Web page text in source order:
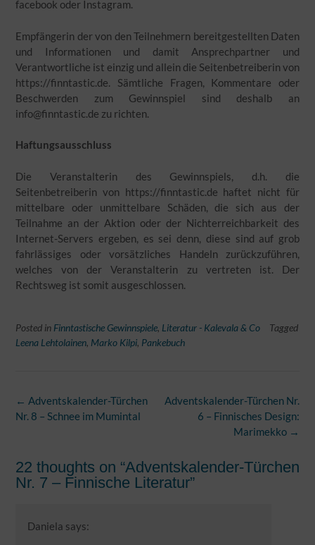
facebook oder Instagram.
Empfängerin der von den Teilnehmern bereitgestellten Daten
und Informationen und damit Ansprechpartner und
Verantwortliche ist einzig und allein die Seitenbetreiberin von
https://finntastic.de. Sämtliche Fragen, Kommentare oder
Beschwerden zum Gewinnspiel sind deshalb an
info@finntastic.de zu richten.
Haftungsausschluss
Die Veranstalterin des Gewinnspiels, d.h. die
Seitenbetreiberin von https://finntastic.de haftet nicht für
mittelbare oder unmittelbare Schäden, die sich aus der
Teilnahme an der Aktion oder der Nichterreichbarkeit des
Internet-Servers ergeben, es sei denn, diese sind auf grob
fahrlässiges oder vorsätzliches Handeln zurückzuführen,
welches von der Veranstalterin zu vertreten ist. Der
Rechtsweg ist somit ausgeschlossen.
Posted in Finntastische Gewinnspiele, Literatur - Kalevala & Co
Tagged
Leena Lehtolainen, Marko Kilpi, Pankebuch
Post
navigation
Adventskalender-Türchen Nr.
6 – Finnisches Design:
Marimekko →
← Adventskalender-Türchen
Nr. 8 – Schnee im Mumintal
22 thoughts on “Adventskalender-Türchen
Nr. 7 – Finnische Literatur”
Daniela says: